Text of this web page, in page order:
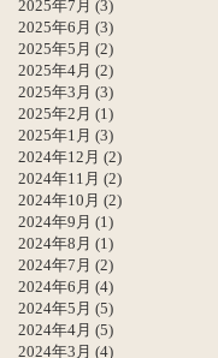
2025年7月 (3)
2025年6月 (3)
2025年5月 (2)
2025年4月 (2)
2025年3月 (3)
2025年2月 (1)
2025年1月 (3)
2024年12月 (2)
2024年11月 (2)
2024年10月 (2)
2024年9月 (1)
2024年8月 (1)
2024年7月 (2)
2024年6月 (4)
2024年5月 (5)
2024年4月 (5)
2024年3月 (4)